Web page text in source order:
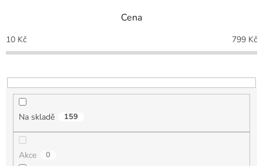
p
r
o
u
Cena
10 Kč 799 Kč
Na skladě 159
Akce 0